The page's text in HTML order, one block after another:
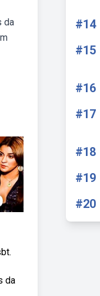
da
da
#14
#15
#16
#17
#18
#19
#20